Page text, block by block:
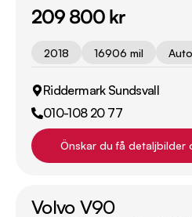
209 800 kr
2018 16906 mil
Riddermark Sundsvall
010-108 20 77
Önskar du få detaljbilder
Volvo V90